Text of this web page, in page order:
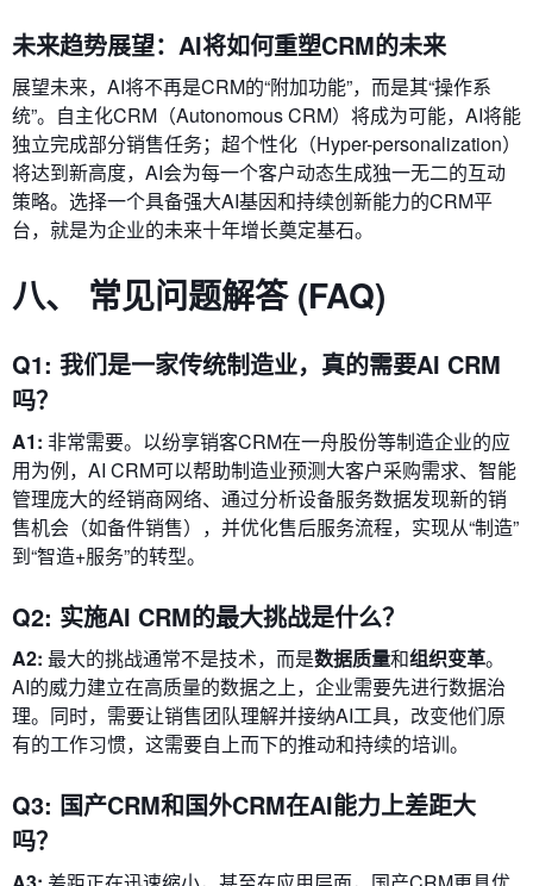
未来趋势展望：AI将如何重塑CRM的未来
展望未来，AI将不再是CRM的“附加功能”，而是其“操作系
统”。自主化CRM（Autonomous CRM）将成为可能，AI将能
独立完成部分销售任务；超个性化（Hyper-personalization）
将达到新高度，AI会为每一个客户动态生成独一无二的互动
策略。选择一个具备强大AI基因和持续创新能力的CRM平
台，就是为企业的未来十年增长奠定基石。
八、 常见问题解答 (FAQ)
Q1: 我们是一家传统制造业，真的需要AI CRM
吗？
A1: 非常需要。以纷享销客CRM在一舟股份等制造企业的应
用为例，AI CRM可以帮助制造业预测大客户采购需求、智能
管理庞大的经销商网络、通过分析设备服务数据发现新的销
售机会（如备件销售），并优化售后服务流程，实现从“制造”
到“智造+服务”的转型。
Q2: 实施AI CRM的最大挑战是什么？
A2: 最大的挑战通常不是技术，而是数据质量和组织变革。
AI的威力建立在高质量的数据之上，企业需要先进行数据治
理。同时，需要让销售团队理解并接纳AI工具，改变他们原
有的工作习惯，这需要自上而下的推动和持续的培训。
Q3: 国产CRM和国外CRM在AI能力上差距大
吗？